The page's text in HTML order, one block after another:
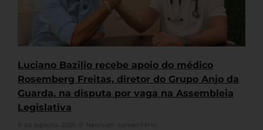
Luciano Bazilio recebe apoio do médico
Rosemberg Freitas, diretor do Grupo Anjo da
Guarda, na disputa por vaga na Assembleia
Legislativa